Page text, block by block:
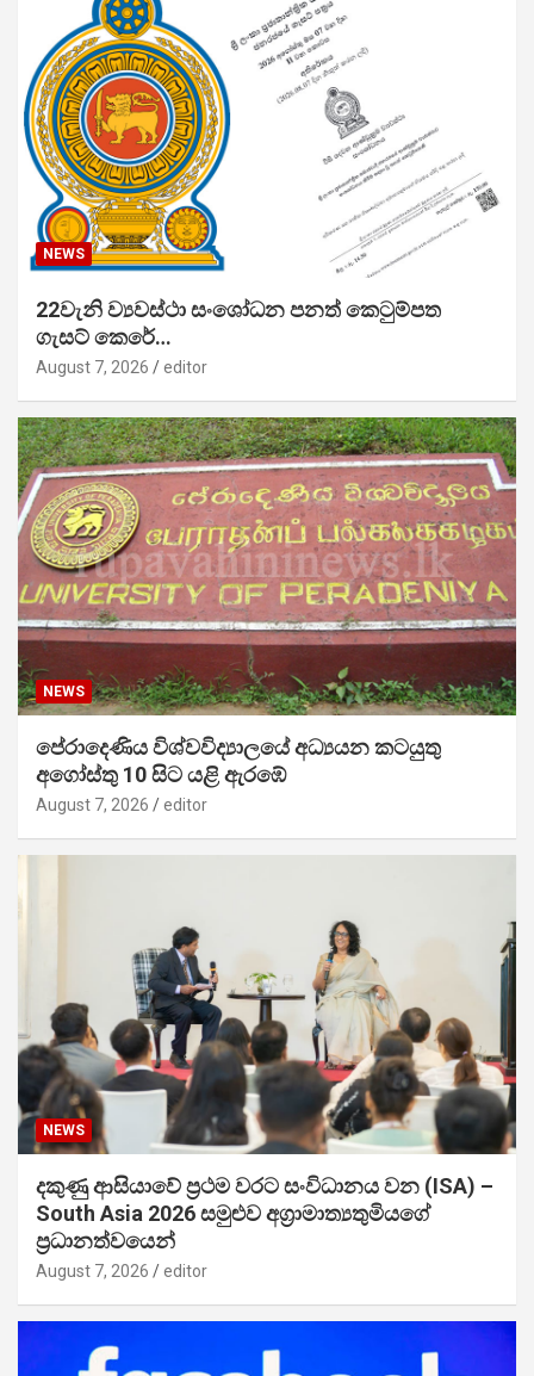
NEWS
22වැනි ව්‍යවස්ථා සංශෝධන පනත් කෙටුම්පත
ගැසට් කෙරේ…
August 7, 2026 editor
NEWS
පේරාදෙණිය විශ්වවිද්‍යාලයේ අධ්‍යයන කටයුතු
අගෝස්තු 10 සිට යළි ඇරඹේ
August 7, 2026 editor
NEWS
දකුණු ආසියාවේ ප්‍රථම වරට සංවිධානය වන (ISA) –
South Asia 2026 සමුළුව අග්‍රාමාත්‍යතුමියගේ
ප්‍රධානත්වයෙන්
August 7, 2026 editor